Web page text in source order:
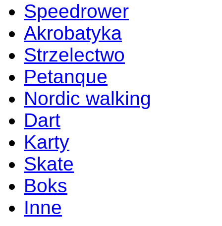
Speedrower
Akrobatyka
Strzelectwo
Petanque
Nordic walking
Dart
Karty
Skate
Boks
Inne